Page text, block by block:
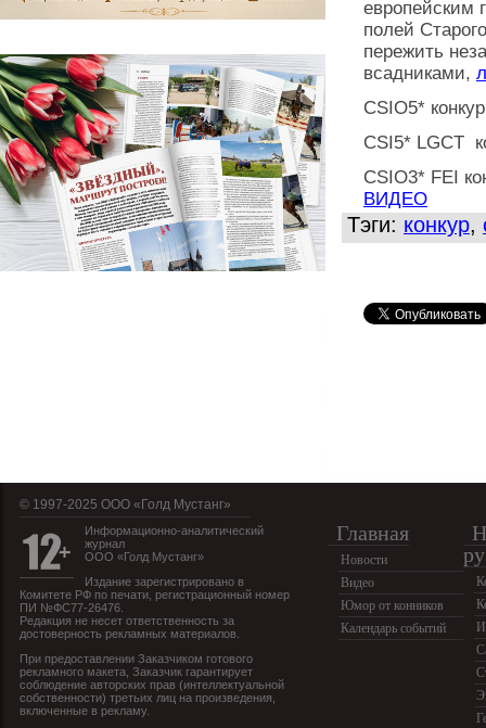
европейским
полей
пережить
всадниками,
CSIO5*
CSI5* LGCT
CSIO3* FEI
ВИДЕО
Тэги: конкур,
© 1997-2025 OOO «Голд Мустанг»
Информационно-аналитический
журнал
ООО «Голд Мустанг»
Издание зарегистрировано в
Комитете РФ по печати, регистрационный номер
ПИ №ФС77-26476.
Редакция не несет ответственность за
достоверность рекламных материалов.
При предоставлении Заказчиком готового
рекламного макета, Заказчик гарантирует
соблюдение авторских прав (интеллектуальной
собственности) третьих лиц на произведения,
включенные в рекламу.
Главная
Новости
Видео
Юмор от конников
Календарь событий